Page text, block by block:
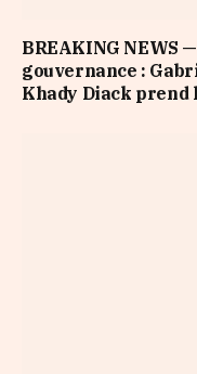
BREAKING NEWS
gouvernance :
Khady Diack prend